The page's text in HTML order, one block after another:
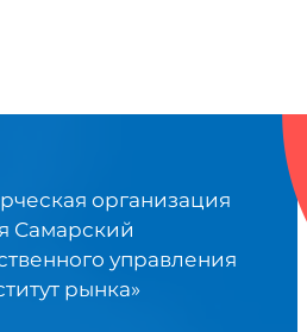
организация
Самарский
управления
рынка»